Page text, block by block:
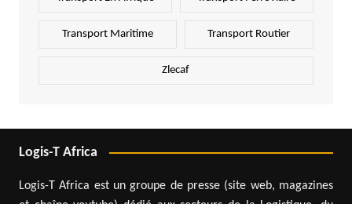
Transport Maritime Transport Routier
Zlecaf
Logis-T Africa
Logis-T Africa est un groupe de presse (site web, magazines